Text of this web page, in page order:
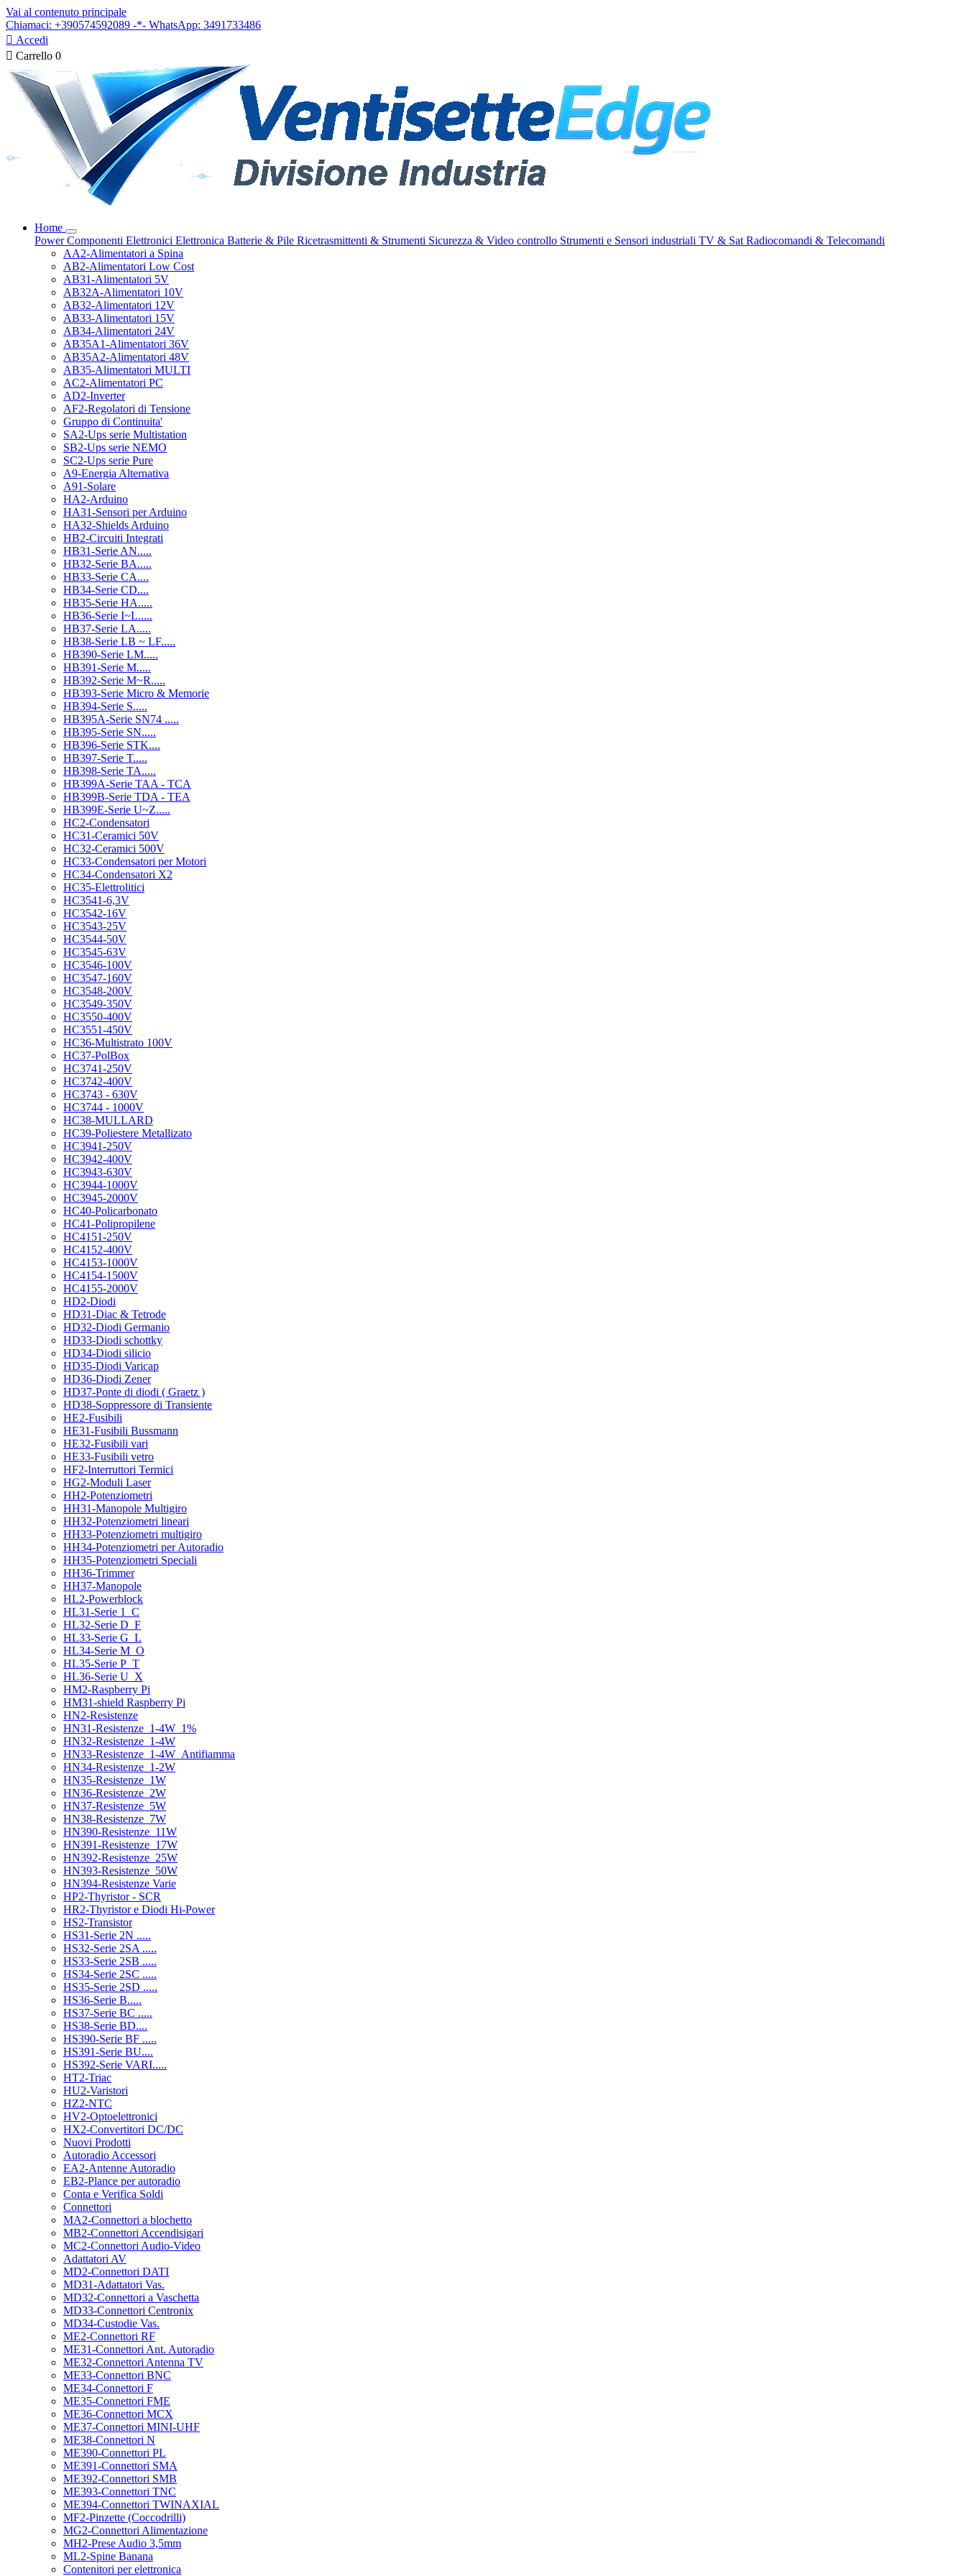
Vai al contenuto principale
Chiamaci: +390574592089 -*- WhatsApp: 3491733486
 Accedi
 Carrello 0
Home
PowerComponenti Elettronici Elettronica Batterie & Pile Ricetrasmittenti & Strumenti Sicurezza & Video controllo Strumenti e Sensori industriali TV & Sat Radiocomandi & Telecomandi
AA2-Alimentatori a Spina
AB2-Alimentatori Low Cost
AB31-Alimentatori 5V
AB32A-Alimentatori 10V
AB32-Alimentatori 12V
AB33-Alimentatori 15V
AB34-Alimentatori 24V
AB35A1-Alimentatori 36V
AB35A2-Alimentatori 48V
AB35-Alimentatori MULTI
AC2-Alimentatori PC
AD2-Inverter
AF2-Regolatori di Tensione
Gruppo di Continuita'
SA2-Ups serie Multistation
SB2-Ups serie NEMO
SC2-Ups serie Pure
A9-Energia Alternativa
A91-Solare
HA2-Arduino
HA31-Sensori per Arduino
HA32-Shields Arduino
HB2-Circuiti Integrati
HB31-Serie AN.....
HB32-Serie BA.....
HB33-Serie CA....
HB34-Serie CD....
HB35-Serie HA.....
HB36-Serie I~L.....
HB37-Serie LA.....
HB38-Serie LB ~ LF.....
HB390-Serie LM.....
HB391-Serie M.....
HB392-Serie M~R.....
HB393-Serie Micro & Memorie
HB394-Serie S.....
HB395A-Serie SN74 .....
HB395-Serie SN.....
HB396-Serie STK....
HB397-Serie T.....
HB398-Serie TA.....
HB399A-Serie TAA - TCA
HB399B-Serie TDA - TEA
HB399E-Serie U~Z.....
HC2-Condensatori
HC31-Ceramici 50V
HC32-Ceramici 500V
HC33-Condensatori per Motori
HC34-Condensatori X2
HC35-Elettrolitici
HC3541-6,3V
HC3542-16V
HC3543-25V
HC3544-50V
HC3545-63V
HC3546-100V
HC3547-160V
HC3548-200V
HC3549-350V
HC3550-400V
HC3551-450V
HC36-Multistrato 100V
HC37-PolBox
HC3741-250V
HC3742-400V
HC3743 - 630V
HC3744 - 1000V
HC38-MULLARD
HC39-Poliestere Metallizato
HC3941-250V
HC3942-400V
HC3943-630V
HC3944-1000V
HC3945-2000V
HC40-Policarbonato
HC41-Polipropilene
HC4151-250V
HC4152-400V
HC4153-1000V
HC4154-1500V
HC4155-2000V
HD2-Diodi
HD31-Diac & Tetrode
HD32-Diodi Germanio
HD33-Diodi schottky
HD34-Diodi silicio
HD35-Diodi Varicap
HD36-Diodi Zener
HD37-Ponte di diodi ( Graetz )
HD38-Soppressore di Transiente
HE2-Fusibili
HE31-Fusibili Bussmann
HE32-Fusibili vari
HE33-Fusibili vetro
HF2-Interruttori Termici
HG2-Moduli Laser
HH2-Potenziometri
HH31-Manopole Multigiro
HH32-Potenziometri lineari
HH33-Potenziometri multigiro
HH34-Potenziometri per Autoradio
HH35-Potenziometri Speciali
HH36-Trimmer
HH37-Manopole
HL2-Powerblock
HL31-Serie 1_C
HL32-Serie D_F
HL33-Serie G_L
HL34-Serie M_O
HL35-Serie P_T
HL36-Serie U_X
HM2-Raspberry Pi
HM31-shield Raspberry Pi
HN2-Resistenze
HN31-Resistenze_1-4W_1%
HN32-Resistenze_1-4W
HN33-Resistenze_1-4W_Antifiamma
HN34-Resistenze_1-2W
HN35-Resistenze_1W
HN36-Resistenze_2W
HN37-Resistenze_5W
HN38-Resistenze_7W
HN390-Resistenze_11W
HN391-Resistenze_17W
HN392-Resistenze_25W
HN393-Resistenze_50W
HN394-Resistenze Varie
HP2-Thyristor - SCR
HR2-Thyristor e Diodi Hi-Power
HS2-Transistor
HS31-Serie 2N .....
HS32-Serie 2SA .....
HS33-Serie 2SB .....
HS34-Serie 2SC .....
HS35-Serie 2SD .....
HS36-Serie B.....
HS37-Serie BC .....
HS38-Serie BD....
HS390-Serie BF .....
HS391-Serie BU....
HS392-Serie VARI.....
HT2-Triac
HU2-Varistori
HZ2-NTC
HV2-Optoelettronici
HX2-Convertitori DC/DC
Nuovi Prodotti
Autoradio Accessori
EA2-Antenne Autoradio
EB2-Plance per autoradio
Conta e Verifica Soldi
Connettori
MA2-Connettori a blochetto
MB2-Connettori Accendisigari
MC2-Connettori Audio-Video
Adattatori AV
MD2-Connettori DATI
MD31-Adattatori Vas.
MD32-Connettori a Vaschetta
MD33-Connettori Centronix
MD34-Custodie Vas.
ME2-Connettori RF
ME31-Connettori Ant. Autoradio
ME32-Connettori Antenna TV
ME33-Connettori BNC
ME34-Connettori F
ME35-Connettori FME
ME36-Connettori MCX
ME37-Connettori MINI-UHF
ME38-Connettori N
ME390-Connettori PL
ME391-Connettori SMA
ME392-Connettori SMB
ME393-Connettori TNC
ME394-Connettori TWINAXIAL
MF2-Pinzette (Coccodrilli)
MG2-Connettori Alimentazione
MH2-Prese Audio 3,5mm
ML2-Spine Banana
Contenitori per elettronica